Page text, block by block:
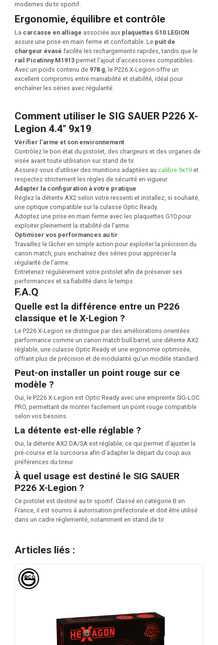
modernes du tir sportif.
Ergonomie, équilibre et contrôle
La carcasse en alliage associée aux plaquettes G10 LEGION
assure une prise en main ferme et confortable. Le puit de
chargeur évasé facilite les rechargements rapides, tandis que le
rail Picatinny M1913 permet l’ajout d’accessoires compatibles.
Avec un poids contenu de 978 g, le P226 X-Legion offre un
excellent compromis entre maniabilité et stabilité, idéal pour
enchaîner les séries avec régularité.
Comment utiliser le SIG SAUER P226 X-
Legion 4.4" 9x19
Vérifier l’arme et son environnement
Contrôlez le bon état du pistolet, des chargeurs et des organes de
visée avant toute utilisation sur stand de tir.
Assurez-vous d’utiliser des munitions adaptées au calibre 9x19 et
respectez strictement les règles de sécurité en vigueur.
Adapter la configuration à votre pratique
Réglez la détente AX2 selon votre ressenti et installez, si souhaité,
une optique compatible sur la culasse Optic Ready.
Adoptez une prise en main ferme avec les plaquettes G10 pour
exploiter pleinement la stabilité de l’arme.
Optimiser vos performances au tir
Travaillez le lâcher en simple action pour exploiter la précision du
canon match, puis enchaînez des séries pour apprécier la
régularité de l’arme.
Entretenez régulièrement votre pistolet afin de préserver ses
performances et sa fiabilité dans le temps.
F.A.Q
Quelle est la différence entre un P226
classique et le X-Legion ?
Le P226 X-Legion se distingue par des améliorations orientées
performance comme un canon match bull barrel, une détente AX2
réglable, une culasse Optic Ready et une ergonomie optimisée,
offrant plus de précision et de modularité qu’un modèle standard.
Peut-on installer un point rouge sur ce
modèle ?
Oui, le P226 X-Legion est Optic Ready avec une empreinte SIG-LOC
PRO, permettant de monter facilement un point rouge compatible
selon vos besoins.
La détente est-elle réglable ?
Oui, la détente AX2 DA/SA est réglable, ce qui permet d’ajuster la
pré-course et la surcourse afin d’adapter le départ du coup aux
préférences du tireur.
À quel usage est destiné le SIG SAUER
P226 X-Legion ?
Ce pistolet est destiné au tir sportif. Classé en catégorie B en
France, il est soumis à autorisation préfectorale et doit être utilisé
dans un cadre réglementé, notamment en stand de tir.
Articles liés :